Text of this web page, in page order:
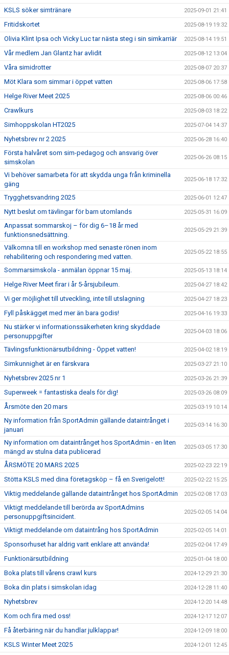
KSLS söker simtränare 2025-09-01 21:41
Fritidskortet 2025-08-19 19:32
Olivia Klint Ipsa och Vicky Luc tar nästa steg i sin simkarriär 2025-08-14 19:51
Vår medlem Jan Glantz har avlidit 2025-08-12 13:04
Våra simidrotter 2025-08-07 20:37
Möt Klara som simmar i öppet vatten 2025-08-06 17:58
Helge River Meet 2025 2025-08-06 00:46
Crawlkurs 2025-08-03 18:22
Simhoppskolan HT2025 2025-07-04 14:37
Nyhetsbrev nr 2 2025 2025-06-28 16:40
Första halvåret som sim-pedagog och ansvarig över
simskolan
2025-06-26 08:15
Vi behöver samarbeta för att skydda unga från kriminella
gäng
2025-06-18 17:32
Trygghetsvandring 2025 2025-06-01 12:47
Nytt beslut om tävlingar för barn utomlands 2025-05-31 16:09
Anpassat sommarskoj – för dig 6–18 år med
funktionsnedsättning.
2025-05-29 21:39
Välkomna till en workshop med senaste rönen inom
rehabilitering och respondering med vatten.
2025-05-22 18:55
Sommarsimskola - anmälan öppnar 15 maj. 2025-05-13 18:14
Helge River Meet firar i år 5-årsjubileum. 2025-04-27 18:42
Vi ger möjlighet till utveckling, inte till utslagning 2025-04-27 18:23
Fyll påskägget med mer än bara godis! 2025-04-16 19:33
Nu stärker vi informationssäkerheten kring skyddade
personuppgifter
2025-04-03 18:06
Tävlingsfunktionärsutbildning - Öppet vatten! 2025-04-02 18:19
Simkunnighet är en färskvara 2025-03-27 21:10
Nyhetsbrev 2025 nr 1 2025-03-26 21:39
Superweek = fantastiska deals för dig! 2025-03-26 08:09
Årsmöte den 20 mars 2025-03-19 10:14
Ny information från SportAdmin gällande dataintrånget i
januari
2025-03-14 16:30
Ny information om dataintrånget hos SportAdmin - en liten
mängd av stulna data publicerad
2025-03-05 17:30
ÅRSMÖTE 20 MARS 2025 2025-02-23 22:19
Stötta KSLS med dina företagsköp – få en Sverigelott! 2025-02-22 15:25
Viktig meddelande gällande dataintrånget hos SportAdmin 2025-02-08 17:03
Viktigt meddelande till berörda av SportAdmins
personuppgiftsincident.
2025-02-05 14:04
Viktigt meddelande om dataintrång hos SportAdmin 2025-02-05 14:01
Sponsorhuset har aldrig varit enklare att använda! 2025-02-04 17:49
Funktionärsutbildning 2025-01-04 18:00
Boka plats till vårens crawl kurs 2024-12-29 21:30
Boka din plats i simskolan idag 2024-12-28 11:40
Nyhetsbrev 2024-12-20 14:48
Kom och fira med oss! 2024-12-17 12:07
Få återbäring när du handlar julklappar! 2024-12-09 18:00
KSLS Winter Meet 2025 2024-12-01 12:45